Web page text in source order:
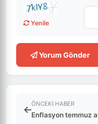
Yenile
Yorum Gönder
ÖNCEKI HABER
Enflasyon temmuz